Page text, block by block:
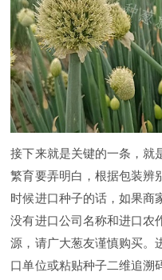
接下来就是关键的一条，就
繁育要弄明白，根据包装辨
时候进口种子的话，如果商
没有进口公司名称和进口农
源，请广大葱友谨慎购买。
口单位或粘贴种子二维追溯